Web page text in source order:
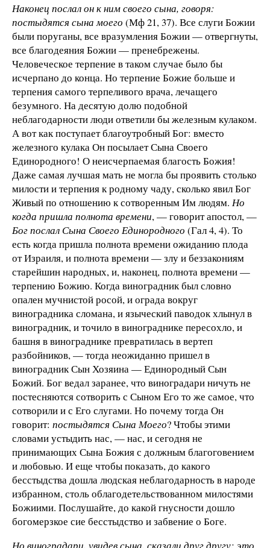
Наконец послал он к ним своего сына, говоря:
постыдятся сына моего (Мф 21, 37). Все слуги Божии
были поруганы, все вразумления Божии — отвергнуты,
все благодеяния Божии — пренебрежены.
Человеческое терпение в таком случае было бы
исчерпано до конца. Но терпение Божие больше и
терпения самого терпеливого врача, лечащего
безумного. На десятую долю подобной
неблагодарности люди ответили бы железным кулаком.
А вот как поступает благоутробный Бог: вместо
железного кулака Он посылает Сына Своего
Единородного! О неисчерпаемая благость Божия!
Даже самая лучшая мать не могла бы проявить столько
милости и терпения к родному чаду, сколько явил Бог
Живый по отношению к сотворенным Им людям. Но
когда пришла полнота времени, — говорит апостол, —
Бог послал Сына Своего Единородного (Гал 4, 4). То
есть когда пришла полнота времени ожиданию плода
от Израиля, и полнота времени — злу и беззакониям
старейшин народных, и, наконец, полнота времени —
терпению Божию. Когда виноградник был словно
опален мучнистой росой, и ограда вокруг
виноградника сломана, и языческий паводок хлынул в
виноградник, и точило в винограднике пересохло, и
башня в винограднике превратилась в вертеп
разбойников, — тогда неожиданно пришел в
виноградник Сын Хозяина — Единородный Сын
Божий. Бог ведал заранее, что виноградари ничуть не
постесняются сотворить с Сыном Его то же самое, что
сотворили и с Его слугами. Но почему тогда Он
говорит: постыдятся Сына Моего? Чтобы этими
словами устыдить нас, — нас, и сегодня не
принимающих Сына Божия с должным благоговением
и любовью. И еще чтобы показать, до какого
бесстыдства дошла людская неблагодарность в народе
избранном, столь облагодетельствованном милостями
Божиими. Послушайте, до какой гнусности дошло
богомерзкое сие бесстыдство и забвение о Боге.
Но виноградари, увидев сына, сказали друг другу: это